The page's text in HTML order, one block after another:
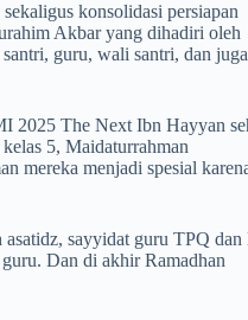
konsolidasi persiapan
Akbar yang dihadiri oleh
guru, wali santri, dan juga
2025 The Next Ibn Hayyan
5, Maidaturrahman
mereka menjadi spesial
asatidz, sayyidat guru TPQ
Dan di akhir Ramadhan